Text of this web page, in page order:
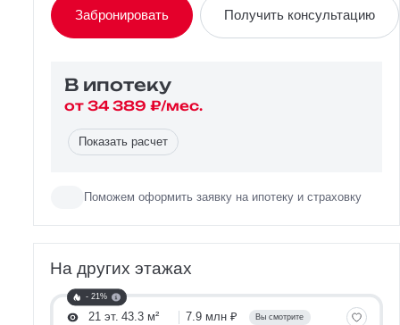
Планировка Односторонняя
Забронировать Получить консультацию
В ипотекy
от 34 389 ₽/мес.
Показать расчет
Поможем оформить заявку на ипотеку и страховку
На других этажах
- 21%
21 эт. 43.3 м² 7.9 млн ₽ Вы смотрите